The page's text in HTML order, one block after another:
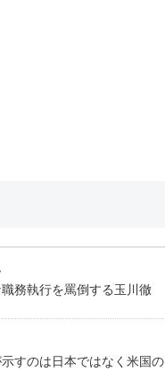
務執行を罵倒する玉川徹
すのは日本ではなく米国の